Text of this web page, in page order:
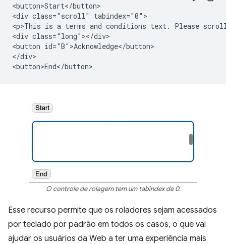
<button>Start</button>
<div class="scroll" tabindex="0">
<p>This is a terms and conditions text. Please scroll
<div class="long"></div>
<button id="B">Acknowledge</button>
</div>
O controle de rolagem tem um tabindex de 0.
Esse recurso permite que os roladores sejam acessados
por teclado por padrão em todos os casos, o que vai
ajudar os usuários da Web a ter uma experiência mais